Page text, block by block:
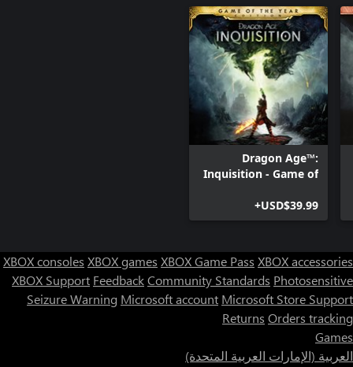
Dragon Age™:
Inquisition - Game of
USD$39.99+
XBOX consoles XBOX games XBOX Game Pass XBOX accessories
XBOX Support FeedbackCommunity Standards Photosensitive
Seizure Warning Microsoft account Microsoft Store Support
Returns Orders tracking
Games
العربية (الإمارات العربية المتحدة)